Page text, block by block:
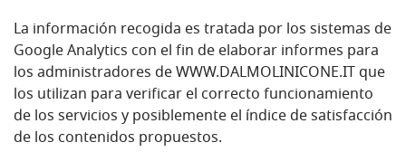
La información recogida es tratada por los sistemas de
Google Analytics con el fin de elaborar informes para
los administradores de WWW.DALMOLINICONE.IT que
los utilizan para verificar el correcto funcionamiento
de los servicios y posiblemente el índice de satisfacción
de los contenidos propuestos.